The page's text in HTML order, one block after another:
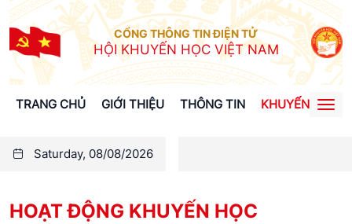
CỔNG THÔNG TIN ĐIỆN TỬ
HỘI KHUYẾN HỌC VIỆT NAM
TRANG CHỦ GIỚI THIỆU THÔNG TIN KHUYẾN HỌC
Saturday, 08/08/2026
HOẠT ĐỘNG KHUYẾN HỌC